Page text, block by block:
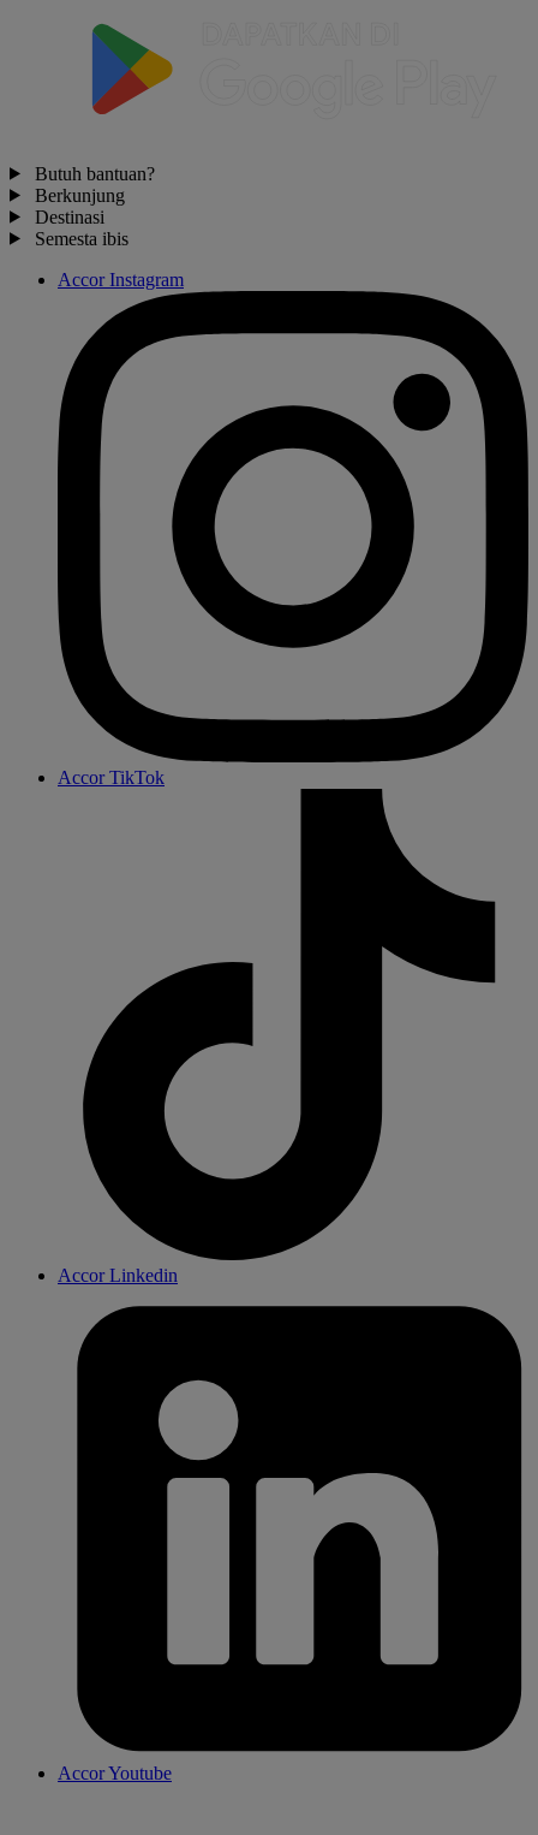
Butuh bantuan?
Berkunjung
Destinasi
Semesta ibis
Accor Instagram
Accor TikTok
Accor Linkedin
Accor Youtube